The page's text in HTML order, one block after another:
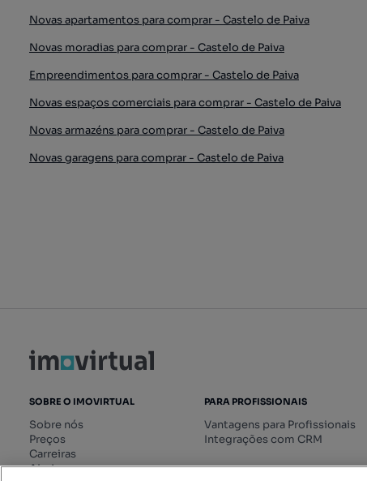
Novas apartamentos para comprar - Castelo de Paiva
Novas moradias para comprar - Castelo de Paiva
Empreendimentos para comprar - Castelo de Paiva
Novas espaços comerciais para comprar - Castelo de Paiva
Novas armazéns para comprar - Castelo de Paiva
Novas garagens para comprar - Castelo de Paiva
SOBRE O IMOVIRTUAL
Sobre nós
Preços
Carreiras
Ajuda
PARA PROFISSIONAIS
Vantagens para Profissionais
Integrações com CRM